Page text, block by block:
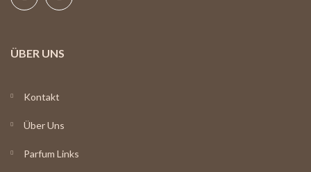
ÜBER UNS
Kontakt
Über Uns
Parfum Links